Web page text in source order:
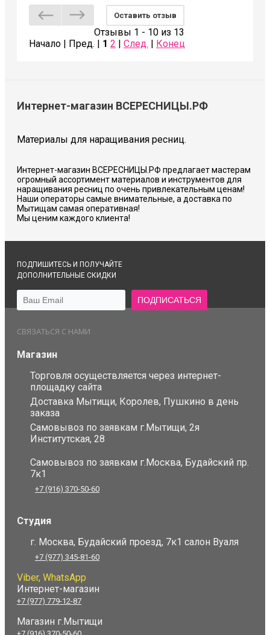
Оставить отзыв
Отзывы 1 - 10 из 13
Начало | Пред. | 1 2 След. Конец
Интернет-магазин ВСЕРЕСНИЦЫ.РФ
Материалы для наращивания ресниц.
Интернет-магазин ВСЕРЕСНИЦЫ.РФ предлагает мастерам
огромный ассортимент материалов и инструментов для
наращивания ресниц по очень привлекательным ценам!
Наши операторы самые внимательные, а доставка по
Мытищам самая оперативная!
Мы ценим каждого клиента!
ПОДПИШИТЕСЬ И ПОЛУЧАЙТЕ
ДОПОЛНИТЕЛЬНЫЕ СКИДКИ
СВЯЗАТЬСЯ С НАМИ
Магазин
Торговля осуществляется через интернет-
площадку сайта
Доставка Мытищи, Королев, Пушкино в день
заказа
Самовывоз по заявкам г.Мытищи, 2я
Институтская, 28
Самовывоз по заявкам г.Москва, Будайский пр.
7к1
+7 (916) 370-50-60
Студия
г. Москва, Будайский проезд, 7к1 салон Вуаля
+7 (977) 345-81-60
Viber, WhatsApp
Интернет-магазин
+7 (977) 779-12-87
Магазин г.Мытищи